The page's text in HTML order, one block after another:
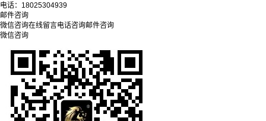
电话： 18025304939
邮件咨询
微信咨询在线留言电话咨询邮件咨询
微信咨询